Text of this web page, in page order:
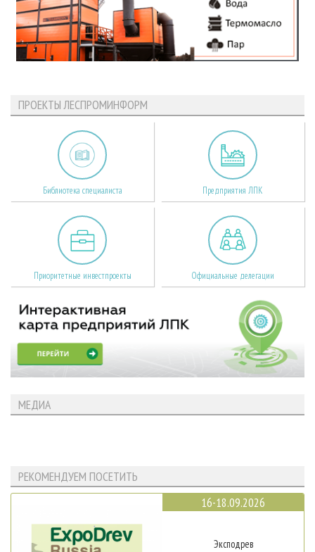
ПРОЕКТЫ ЛЕСПРОМИНФОРМ
Библиотека специалиста Предприятия ЛПК
Приоритетные инвестпроекты Официальные делегации
МЕДИА
РЕКОМЕНДУЕМ ПОСЕТИТЬ
16-18.09.2026
Эксподрев